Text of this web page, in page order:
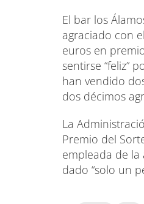
El bar los
agraciado con
euros en
sentirse “feliz”
han vendido
dos décimos
La
Premio del
empleada de la
dado “solo un